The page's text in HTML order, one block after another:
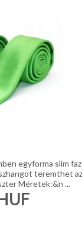
egyforma slim
teremthet
Méretek:&n ...